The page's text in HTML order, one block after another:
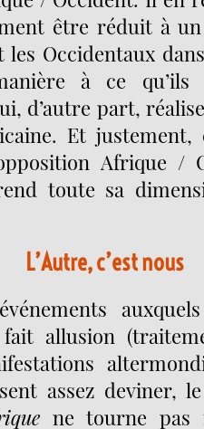
être réduit à
Occidentaux
à ce qu’ils
d’autre part,
Et justement,
Afrique /
toute sa
L’Autre, c’est nous
allusion
assez deviner,
ne tourne pas